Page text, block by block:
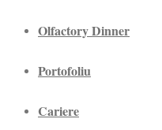
Olfactory Dinner
Portofoliu
Cariere